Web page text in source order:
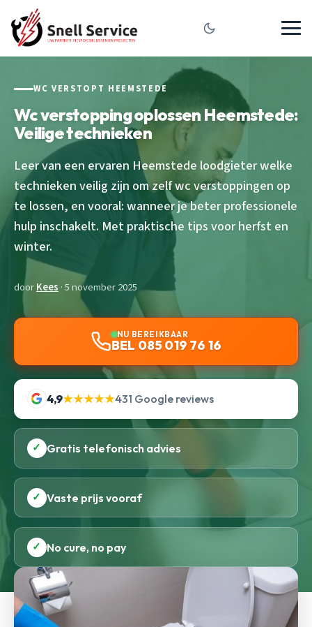
WC VERSTOPT HEEMSTEDE
Wc verstopping oplossen Heemstede:
Veilige technieken
Leer van een ervaren Heemstede loodgieter welke
technieken veilig zijn om zelf wc verstoppingen op
te lossen, en vooral: wanneer je beter professionele
hulp inschakelt. Met praktische tips voor herfst en
winter.
doorKees · 5 november 2025
NU BEREIKBAAR
BEL 085 019 76 16
4,9★★★★★431 Google reviews
✓ Gratis telefonisch advies
✓ Vaste prijs vooraf
✓ No cure, no pay